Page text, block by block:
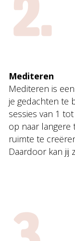
Mediteren
Mediteren is
je gedachten te
sessies van 1
op naar langere
ruimte te
Daardoor kan jij